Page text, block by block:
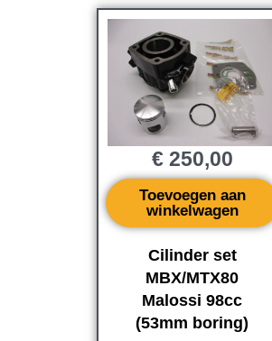
Cilinder set
MBX/MTX80
Malossi 98cc
(53mm boring)
€250,00
Toevoegen aan
winkelwagen